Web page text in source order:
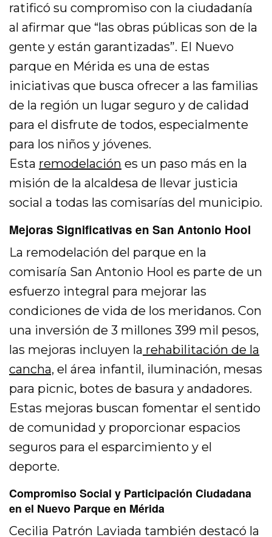
ratificó su compromiso con la ciudadanía
al afirmar que “las obras públicas son de la
gente y están garantizadas”. El Nuevo
parque en Mérida es una de estas
iniciativas que busca ofrecer a las familias
de la región un lugar seguro y de calidad
para el disfrute de todos, especialmente
para los niños y jóvenes.
Esta remodelación es un paso más en la
misión de la alcaldesa de llevar justicia
social a todas las comisarías del municipio.
Mejoras Significativas en San Antonio Hool
La remodelación del parque en la
comisaría San Antonio Hool es parte de un
esfuerzo integral para mejorar las
condiciones de vida de los meridanos. Con
una inversión de 3 millones 399 mil pesos,
las mejoras incluyen la rehabilitación de la
cancha, el área infantil, iluminación, mesas
para picnic, botes de basura y andadores.
Estas mejoras buscan fomentar el sentido
de comunidad y proporcionar espacios
seguros para el esparcimiento y el
deporte.
Compromiso Social y Participación Ciudadana
en el Nuevo Parque en Mérida
Cecilia Patrón Laviada también destacó la